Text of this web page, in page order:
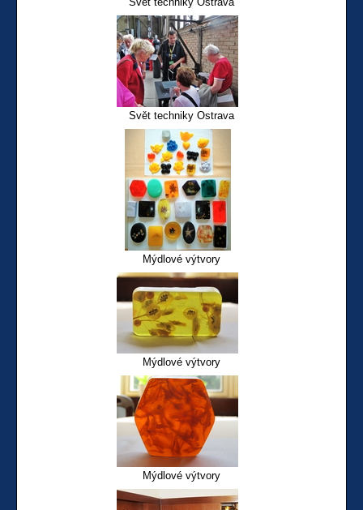
Svět techniky Ostrava
Mýdlové výtvory
Mýdlové výtvory
Mýdlové výtvory